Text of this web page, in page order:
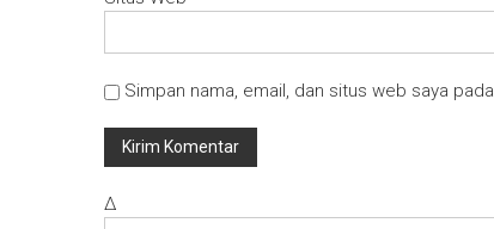
Simpan nama, email, dan situs web saya
Δ